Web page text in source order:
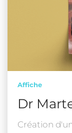
Affiche
Dr
Création